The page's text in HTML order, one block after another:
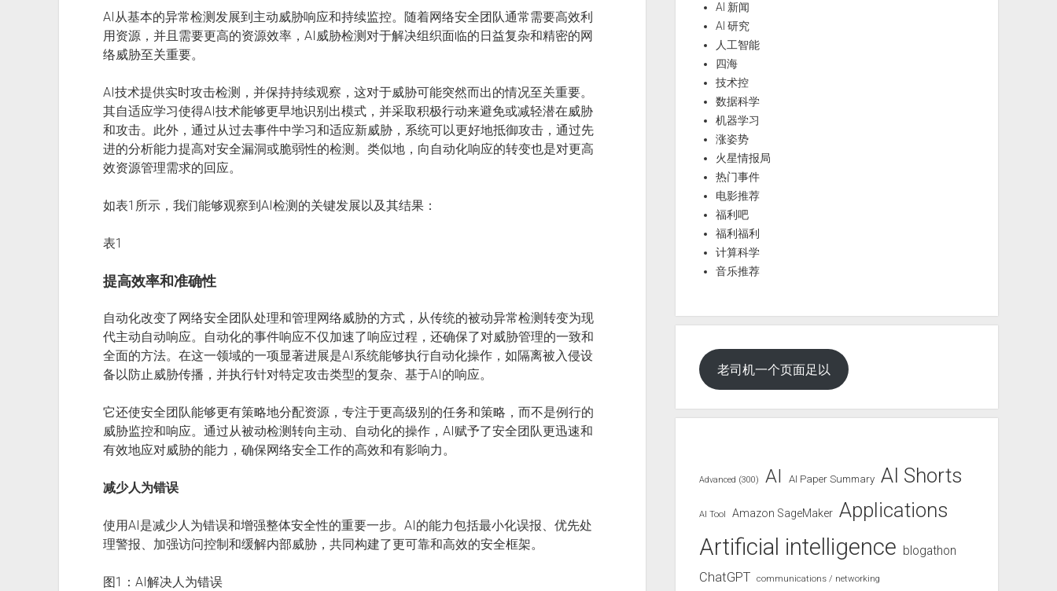
AI从基本的异常检测发展到主动威胁响应和持续监控。随着网络安全团队通常需要高效利
用资源，并且需要更高的资源效率，AI威胁检测对于解决组织面临的日益复杂和精密的网
络威胁至关重要。
AI技术提供实时攻击检测，并保持持续观察，这对于威胁可能突然而出的情况至关重要。
其自适应学习使得AI技术能够更早地识别出模式，并采取积极行动来避免或减轻潜在威胁
和攻击。此外，通过从过去事件中学习和适应新威胁，系统可以更好地抵御攻击，通过先
进的分析能力提高对安全漏洞或脆弱性的检测。类似地，向自动化响应的转变也是对更高
效资源管理需求的回应。
如表1所示，我们能够观察到AI检测的关键发展以及其结果：
表1
提高效率和准确性
自动化改变了网络安全团队处理和管理网络威胁的方式，从传统的被动异常检测转变为现
代主动自动响应。自动化的事件响应不仅加速了响应过程，还确保了对威胁管理的一致和
全面的方法。在这一领域的一项显著进展是AI系统能够执行自动化操作，如隔离被入侵设
备以防止威胁传播，并执行针对特定攻击类型的复杂、基于AI的响应。
它还使安全团队能够更有策略地分配资源，专注于更高级别的任务和策略，而不是例行的
威胁监控和响应。通过从被动检测转向主动、自动化的操作，AI赋予了安全团队更迅速和
有效地应对威胁的能力，确保网络安全工作的高效和有影响力。
减少人为错误
使用AI是减少人为错误和增强整体安全性的重要一步。AI的能力包括最小化误报、优先处
理警报、加强访问控制和缓解内部威胁，共同构建了更可靠和高效的安全框架。
图1：AI解决人为错误
AI 新闻
AI 研究
人工智能
四海
技术控
数据科学
机器学习
涨姿势
火星情报局
热门事件
电影推荐
福利吧
福利福利
计算科学
音乐推荐
老司机一个页面足以
Advanced (300) AI AI Paper Summary AI Shorts
AI Tool Amazon SageMaker Applications
Artificial intelligence blogathon
ChatGPT communications / networking